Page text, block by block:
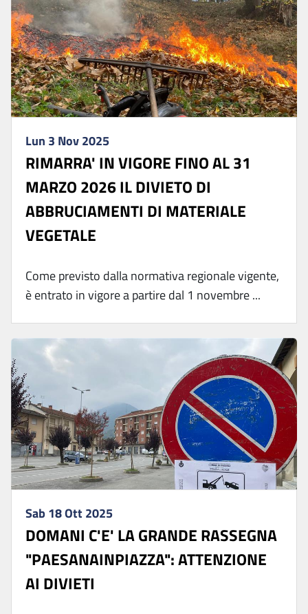
Lun 3 Nov 2025
RIMARRA' IN VIGORE FINO AL 31
MARZO 2026 IL DIVIETO DI
ABBRUCIAMENTI DI MATERIALE
VEGETALE
Come previsto dalla normativa regionale vigente,
è entrato in vigore a partire dal 1 novembre ...
Sab 18 Ott 2025
DOMANI C'E' LA GRANDE RASSEGNA
"PAESANAINPIAZZA": ATTENZIONE
AI DIVIETI